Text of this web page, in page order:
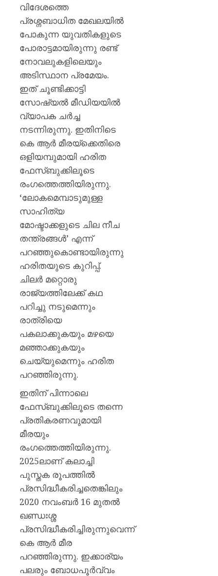
വിദേശത്തെ
പ്രശ്നബാധിത മേഖലയില്‍
പോകുന്ന യുവതികളുടെ
പോരാട്ടമായിരുന്നു രണ്ട്
നോവലുകളിലെയും
അടിസ്ഥാന പ്രമേയം.
ഇത് ചൂണ്ടിക്കാട്ടി
സോഷ്യല്‍ മീഡിയയില്‍
വ്യാപക ചര്‍ച്ച
നടന്നിരുന്നു. ഇതിനിടെ
കെ ആര്‍ മീരയ്ക്കെതിരെ
ഒളിയമ്പുമായി ഹരിത
ഫേസ്ബുക്കിലൂടെ
രംഗത്തെത്തിയിരുന്നു.
‘ലോകമെമ്പാടുമുള്ള
സാഹിത്യ
മോഷ്ടാക്കളുടെ ചില നീച
തന്ത്രങ്ങള്‍’ എന്ന്
പറഞ്ഞുകൊണ്ടായിരുന്നു
ഹരിതയുടെ കുറിപ്പ്.
ചിലര്‍ മറ്റൊരു
രാജ്യത്തിലേക്ക് കഥ
പറിച്ചു നടുമെന്നും
രാത്രിയെ
പകലാക്കുകയും മഴയെ
മഞ്ഞാക്കുകയും
ചെയ്യുമെന്നും ഹരിത
പറഞ്ഞിരുന്നു.
ഇതിന് പിന്നാലെ
ഫേസ്ബുക്കിലൂടെ തന്നെ
പ്രതികരണവുമായി
മീരയും
രംഗത്തെത്തിയിരുന്നു.
2025ലാണ് കലാച്ചി
പുസ്തക രൂപത്തില്‍
പ്രസിദ്ധീകരിച്ചതെങ്കിലും
2020 നവംബര്‍ 16 മുതല്‍
ഖണ്ഡഃശ്ശ
പ്രസിദ്ധീകരിച്ചിരുന്നുവെന്ന്
കെ ആര്‍ മീര
പറഞ്ഞിരുന്നു. ഇക്കാര്യം
പലരും ബോധപൂര്‍വ്വം